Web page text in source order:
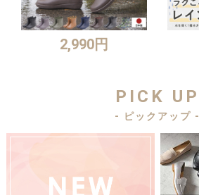
2,990円
PICK UP
- ピックアップ -